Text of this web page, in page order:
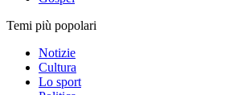
Temi più popolari
Notizie
Cultura
Lo sport